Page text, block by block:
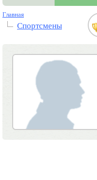
Главная
Спортсмены